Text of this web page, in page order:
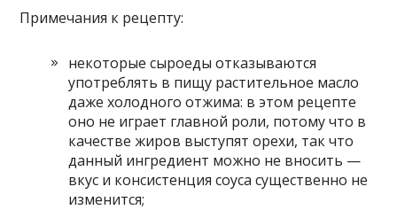
Примечания к рецепту:
некоторые сыроеды отказываются
употреблять в пищу растительное масло
даже холодного отжима: в этом рецепте
оно не играет главной роли, потому что в
качестве жиров выступят орехи, так что
данный ингредиент можно не вносить —
вкус и консистенция соуса существенно не
изменится;